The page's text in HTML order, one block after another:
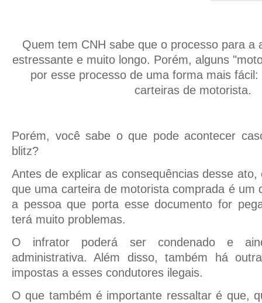
Quem tem CNH sabe que o processo para a
estressante e muito longo. Porém, alguns
por esse processo de uma forma mais
carteiras de motorista.
Porém, você sabe o que pode acontecer
blitz?
Antes de explicar as consequências desse
que uma carteira de motorista comprada é um
a pessoa que porta esse documento for
terá muito problemas.
O infrator poderá ser condenado e
administrativa. Além disso, também há
impostas a esses condutores ilegais.
O que também é importante ressaltar é que,